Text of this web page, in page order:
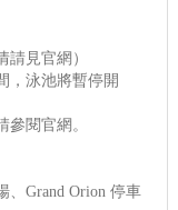
請見官網）
，泳池將暫停開
閱官網。
、Grand Orion 停車